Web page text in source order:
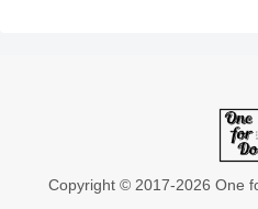
Copyright © 2017-2026 One